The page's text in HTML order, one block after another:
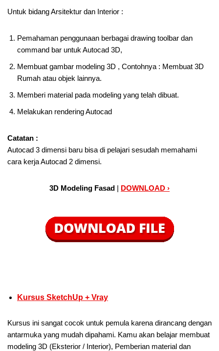
Untuk bidang Arsitektur dan Interior :
Pemahaman penggunaan berbagai drawing toolbar dan
command bar untuk Autocad 3D,
Membuat gambar modeling 3D , Contohnya : Membuat 3D
Rumah atau objek lainnya.
Memberi material pada modeling yang telah dibuat.
Melakukan rendering Autocad
Catatan :
Autocad 3 dimensi baru bisa di pelajari sesudah memahami
cara kerja Autocad 2 dimensi.
3D Modeling Fasad | DOWNLOAD ›
Kursus SketchUp + Vray
Kursus ini sangat cocok untuk pemula karena dirancang dengan
antarmuka yang mudah dipahami. Kamu akan belajar membuat
modeling 3D (Eksterior / Interior), Pemberian material dan